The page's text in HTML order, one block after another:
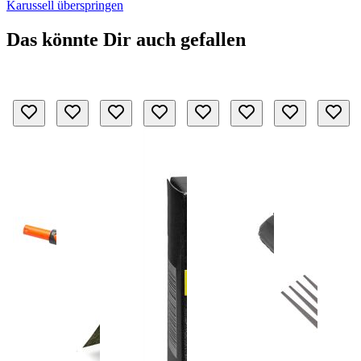
Karussell überspringen
Das könnte Dir auch gefallen